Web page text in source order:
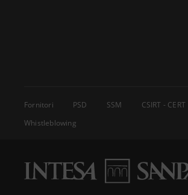
Fornitori PSD SSM CSIRT - CERT
Whistleblowing